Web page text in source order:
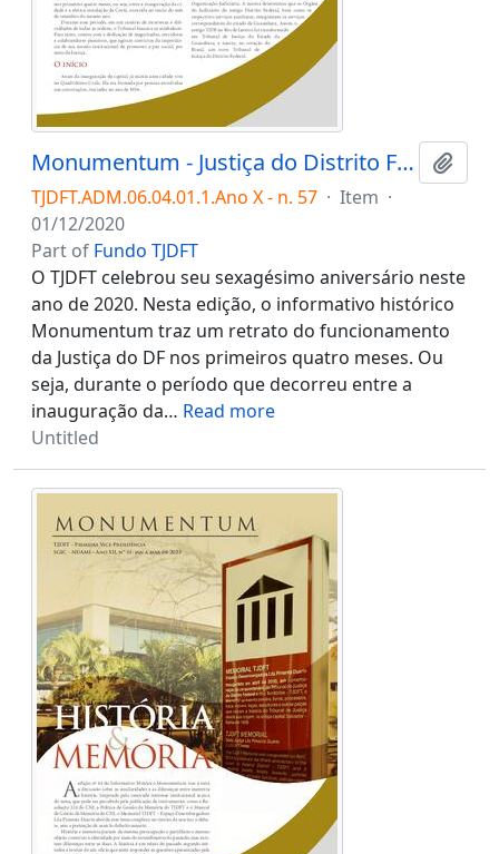
Monumentum - Justiça do Distrito Federal: um retrato dos quatro primeiros meses
TJDFT.ADM.06.04.01.1.Ano X - n. 57 · Item ·
01/12/2020
Part of Fundo TJDFT
O TJDFT celebrou seu sexagésimo aniversário neste
ano de 2020. Nesta edição, o informativo histórico
Monumentum traz um retrato do funcionamento
da Justiça do DF nos primeiros quatro meses. Ou
seja, durante o período que decorreu entre a
inauguração da… Read more
Untitled